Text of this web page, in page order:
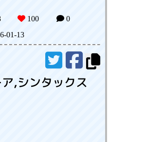
100
0
01-13
,シンタックス